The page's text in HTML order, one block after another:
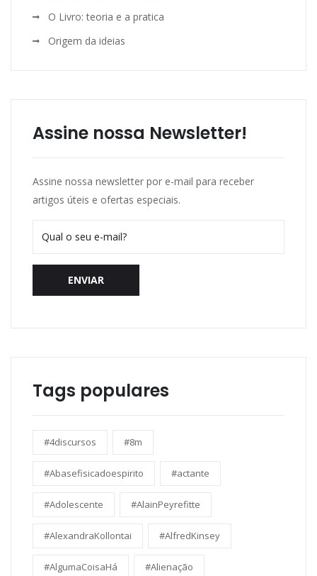
O Livro: teoria e a pratica
Origem da ideias
Assine nossa Newsletter!
Assine nossa newsletter por e-mail para receber
artigos úteis e ofertas especiais.
ENVIAR
Tags populares
#4discursos #8m
#Abasefisicadoespirito #actante
#Adolescente #AlainPeyrefitte
#AlexandraKollontai #AlfredKinsey
#AlgumaCoisaHá #Alienação